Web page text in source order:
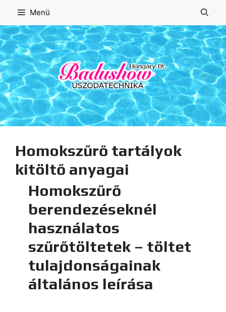
tartalomba
Menü
Homokszűrő tartályok
kitöltő anyagai
Homokszűrő
berendezéseknél
használatos
szűrőtöltetek – töltet
tulajdonságainak
általános leírása